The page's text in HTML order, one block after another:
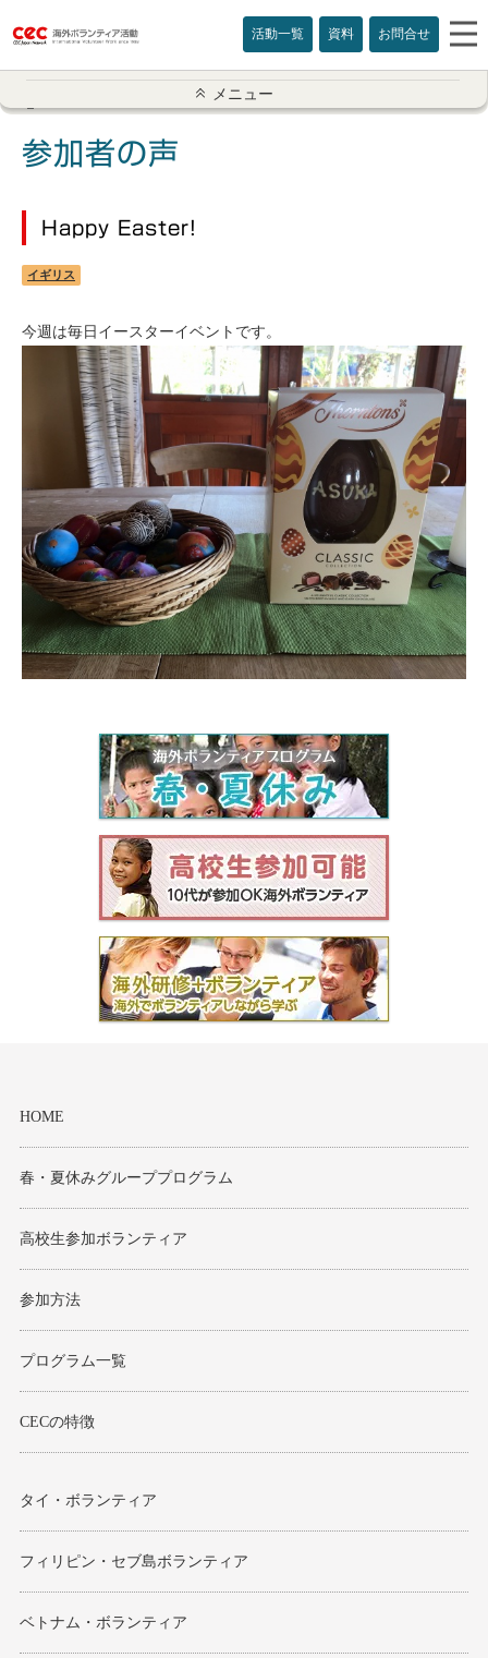
活動一覧 資料 お問合せ
アメリカ
カナダ
カンボジア
スリランカ
セブ
タイ
台湾
中国/海南島
ニュージーランド
ネパール
ベトナム
マルタ島
モンゴル
ハンガリー
メニュー
参加者の声
Happy Easter!
イギリス
今週は毎日イースターイベントです。
HOME
春・夏休みグループプログラム
高校生参加ボランティア
参加方法
プログラム一覧
CECの特徴
タイ・ボランティア
フィリピン・セブ島ボランティア
ベトナム・ボランティア